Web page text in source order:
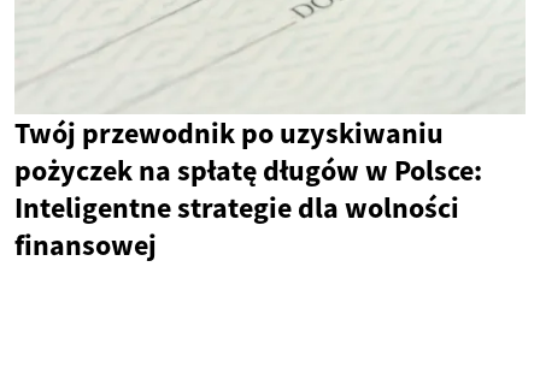
Twój przewodnik po uzyskiwaniu
pożyczek na spłatę długów w Polsce:
Inteligentne strategie dla wolności
finansowej